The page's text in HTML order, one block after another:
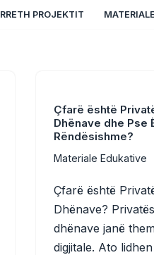
RRETH PROJEKTIT
Çfarë është
Dhënave dhe Pse
Rëndësishme?
Materiale Edukative
Çfarë është
Dhënave?
dhënave janë
digjitale. Ato